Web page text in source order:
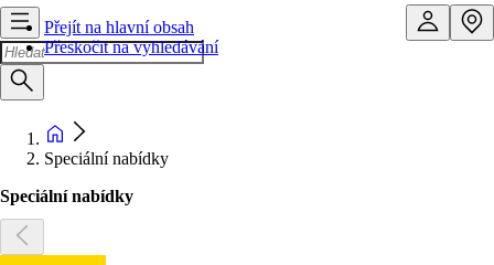
Přejít na hlavní obsah
Přeskočit na vyhledávání
Speciální nabídky
Speciální nabídky